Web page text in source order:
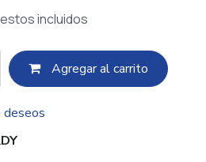
incluidos
Agregar al c​​arrito